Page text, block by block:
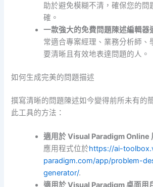
助於避免模糊不清，確保您的問
確。
一款強大的免費問題陳述編輯器
常適合專案經理、業務分析師、
要清晰且有效地表達問題的人。
如何生成完美的問題描述
撰寫清晰的問題陳述如今變得前所未有的
此工具的方法：
適用於 Visual Paradigm Online
應用程式位於https://ai-
paradigm.com/app/problem-
generator/.
適用於 Visual Paradigm 桌面用